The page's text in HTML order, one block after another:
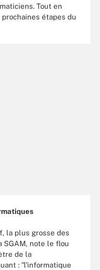
Tout en
étapes du
la plus grosse des
note le flou
de la
: "l'informatique